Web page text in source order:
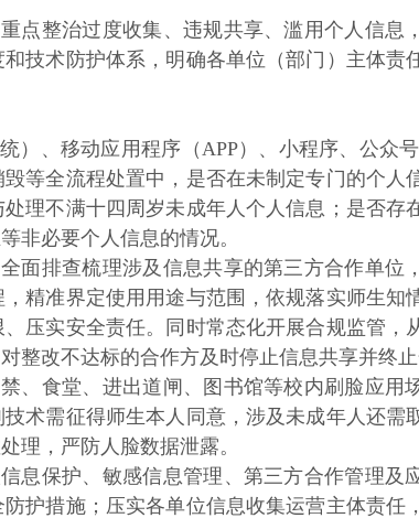
点整治过度收集、违规共享、滥用个人信息
技术防护体系，明确各单位（部门）主体责
）、移动应用程序（APP）、小程序、公众号
等全流程处置中，是否在未制定专门的个人
理不满十四周岁未成年人个人信息；是否存
非必要个人信息的情况。
面排查梳理涉及信息共享的第三方合作单位
精准界定使用用途与范围，依规落实师生知
压实安全责任。同时常态化开展合规监管，
整改不达标的合作方及时停止信息共享并终止
、食堂、进出道闸、图书馆等校内刷脸应用
术需征得师生本人同意，涉及未成年人还需
理，严防人脸数据泄露。
息保护、敏感信息管理、第三方合作管理及
护措施；压实各单位信息收集运营主体责任